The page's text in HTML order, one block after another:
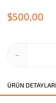
$500,00
ÜRÜN